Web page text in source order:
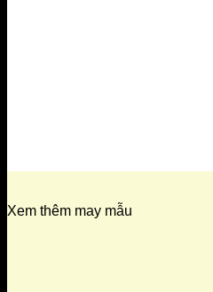
Xem thêm may mẫu